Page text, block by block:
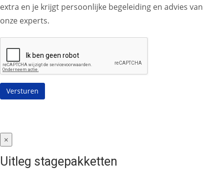
extra en je krijgt persoonlijke begeleiding en advies van
onze experts.
×
Uitleg stagepakketten